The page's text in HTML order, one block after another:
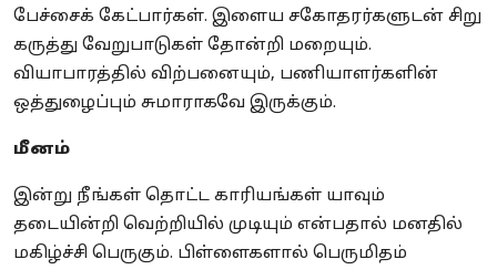
பேச்சைக் கேட்பார்கள். இளைய சகோதரர்களுடன் சிறு
கருத்து வேறுபாடுகள் தோன்றி மறையும்.
வியாபாரத்தில் விற்பனையும், பணியாளர்களின்
ஒத்துழைப்பும் சுமாராகவே இருக்கும்.
மீனம்
இன்று நீங்கள் தொட்ட காரியங்கள் யாவும்
தடையின்றி வெற்றியில் முடியும் என்பதால் மனதில்
மகிழ்ச்சி பெருகும். பிள்ளைகளால் பெருமிதம்